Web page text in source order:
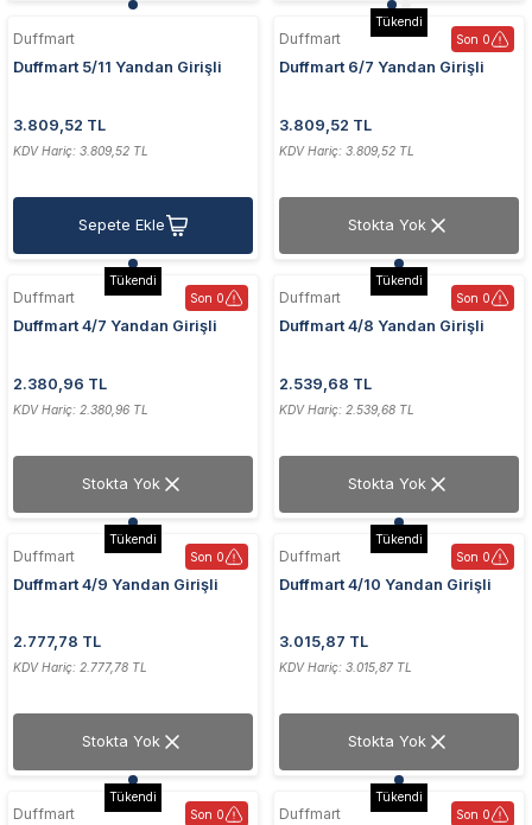
Duffmart
Duffmart 5/11 Yandan Girişli
3.809,52 TL
KDV Hariç: 3.809,52 TL
Sepete Ekle
Tükendi
Son 0
Duffmart
Duffmart 6/7 Yandan Girişli
3.809,52 TL
KDV Hariç: 3.809,52 TL
Stokta Yok
Tükendi
Son 0
Duffmart
Duffmart 4/7 Yandan Girişli
2.380,96 TL
KDV Hariç: 2.380,96 TL
Stokta Yok
Tükendi
Son 0
Duffmart
Duffmart 4/8 Yandan Girişli
2.539,68 TL
KDV Hariç: 2.539,68 TL
Stokta Yok
Tükendi
Son 0
Duffmart
Duffmart 4/9 Yandan Girişli
2.777,78 TL
KDV Hariç: 2.777,78 TL
Stokta Yok
Tükendi
Son 0
Duffmart
Duffmart 4/10 Yandan Girişli
3.015,87 TL
KDV Hariç: 3.015,87 TL
Stokta Yok
Tükendi
Son 0
Duffmart
Tükendi
Son 0
Duffmart